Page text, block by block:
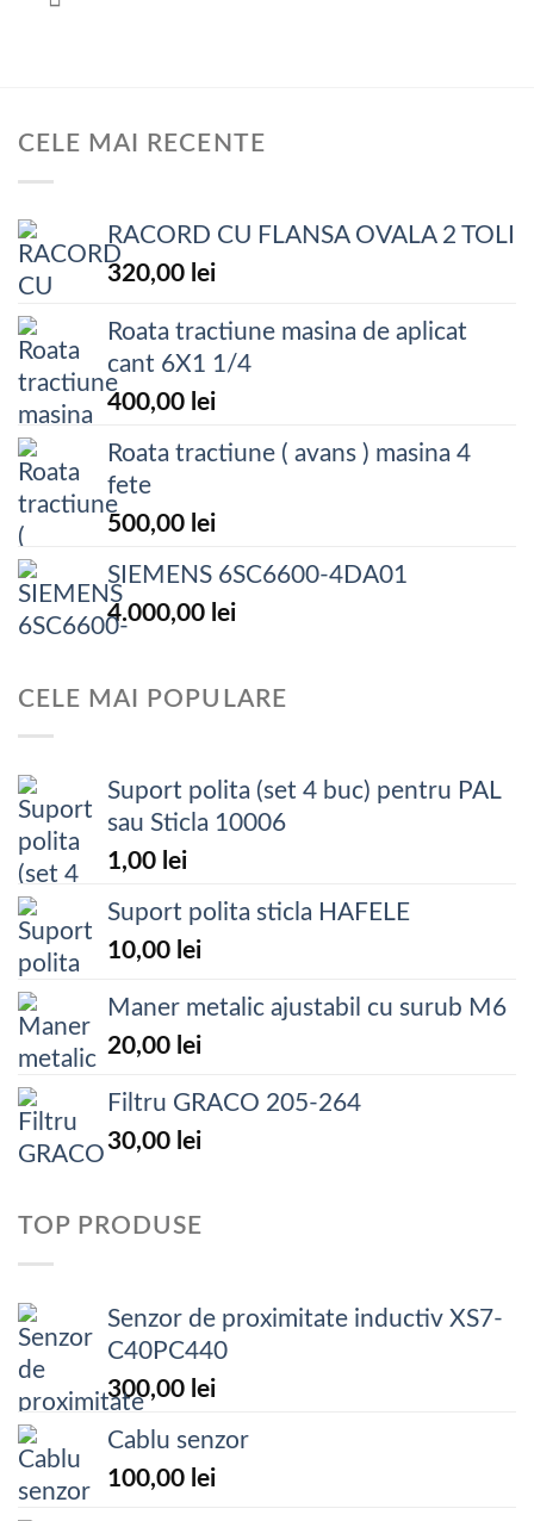
CELE MAI RECENTE
RACORD CU FLANSA OVALA 2 TOLI
320,00 lei
Roata tractiune masina de aplicat
cant 6X1 1/4
400,00 lei
Roata tractiune ( avans ) masina 4
fete
500,00 lei
SIEMENS 6SC6600-4DA01
4.000,00 lei
CELE MAI POPULARE
Suport polita (set 4 buc) pentru PAL
sau Sticla 10006
1,00 lei
Suport polita sticla HAFELE
10,00 lei
Maner metalic ajustabil cu surub M6
20,00 lei
Filtru GRACO 205-264
30,00 lei
TOP PRODUSE
Senzor de proximitate inductiv XS7-
C40PC440
300,00 lei
Cablu senzor
100,00 lei